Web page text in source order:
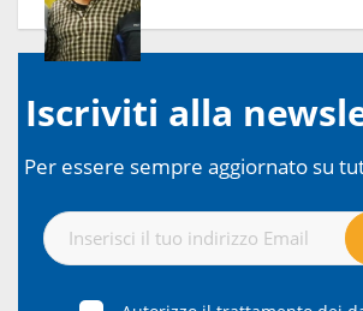
Iscriviti alla
Per essere sempre aggiornato su